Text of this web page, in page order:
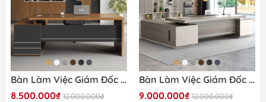
Bàn Làm Việc Giám Đốc Vân Gỗ Phối Đen Viền Kim Loại Có Ngăn Kéo 200x80x75cm Yapi-BLD003
8.500.000₫ 12.000.000₫
Bàn Làm Việc Giám Đốc Gỗ MDF Xám Trắng Viền Kim Loại, Nội Thất Văn Phòng 200x80x75cm Yapi-BLD005
9.000.000₫ 12.000.000₫